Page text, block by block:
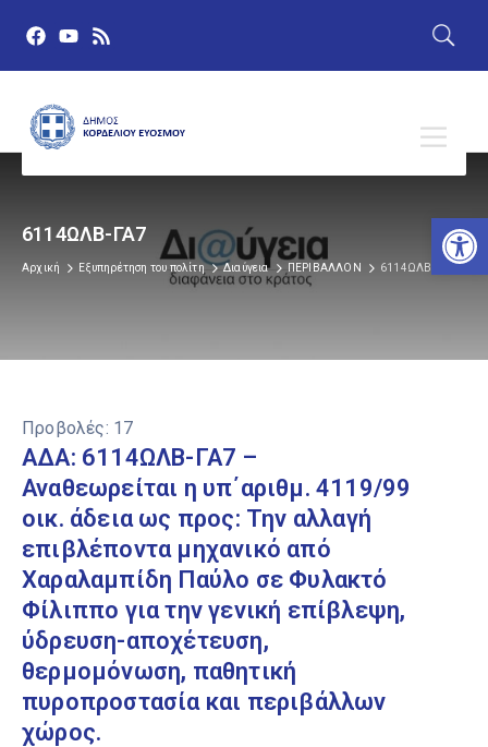
6114ΩΛΒ-ΓΑ7
Αρχική Εξυπηρέτηση του πολίτη Διαύγεια ΠΕΡΙΒΑΛΛΟΝ 6114ΩΛΒ-ΓΑ7
Προβολές: 17
ΑΔΑ: 6114ΩΛΒ-ΓΑ7 –
Αναθεωρείται η υπ΄αριθμ. 4119/99
οικ. άδεια ως προς: Την αλλαγή
επιβλέποντα μηχανικό από
Χαραλαμπίδη Παύλο σε Φυλακτό
Φίλιππο για την γενική επίβλεψη,
ύδρευση-αποχέτευση,
θερμομόνωση, παθητική
πυροπροστασία και περιβάλλων
χώρος.